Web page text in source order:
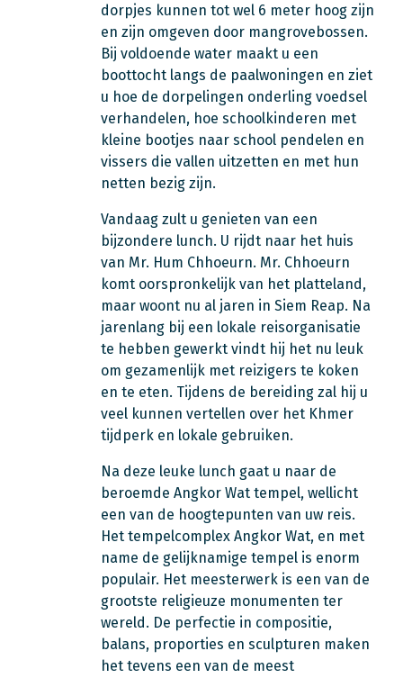
dorpjes kunnen tot wel 6 meter hoog zijn
en zijn omgeven door mangrovebossen.
Bij voldoende water maakt u een
boottocht langs de paalwoningen en ziet
u hoe de dorpelingen onderling voedsel
verhandelen, hoe schoolkinderen met
kleine bootjes naar school pendelen en
vissers die vallen uitzetten en met hun
netten bezig zijn.
Vandaag zult u genieten van een
bijzondere lunch. U rijdt naar het huis
van Mr. Hum Chhoeurn. Mr. Chhoeurn
komt oorspronkelijk van het platteland,
maar woont nu al jaren in Siem Reap. Na
jarenlang bij een lokale reisorganisatie
te hebben gewerkt vindt hij het nu leuk
om gezamenlijk met reizigers te koken
en te eten. Tijdens de bereiding zal hij u
veel kunnen vertellen over het Khmer
tijdperk en lokale gebruiken.
Na deze leuke lunch gaat u naar de
beroemde Angkor Wat tempel, wellicht
een van de hoogtepunten van uw reis.
Het tempelcomplex Angkor Wat, en met
name de gelijknamige tempel is enorm
populair. Het meesterwerk is een van de
grootste religieuze monumenten ter
wereld. De perfectie in compositie,
balans, proporties en sculpturen maken
het tevens een van de meest